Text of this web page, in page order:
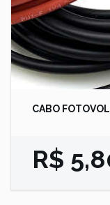
CABO
R$